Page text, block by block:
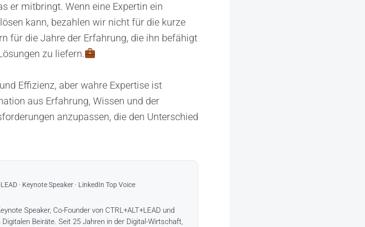
er mitbringt. Wenn eine Expertin ein
kann, bezahlen wir nicht für die kurze
für die Jahre der Erfahrung, die ihn befähigt
zu liefern.
Effizienz, aber wahre Expertise ist
aus Erfahrung, Wissen und der
anzupassen, die den Unterschied
· Keynote Speaker · LinkedIn Top Voice
Speaker, Co-Founder von CTRL+ALT+LEAD und
Beiräte. Seit 25 Jahren in der Digital-Wirtschaft,